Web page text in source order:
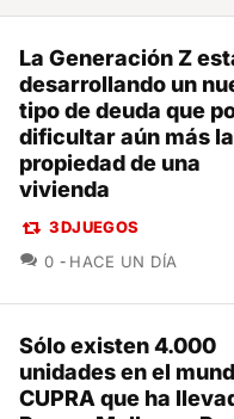
La Generación Z
desarrollando un
tipo de deuda que
dificultar aún más la
propiedad de una
vivienda
3DJUEGOS
0 COMENTARIOS
HACE UN DÍA
Sólo existen 4.000
unidades en el
CUPRA que ha